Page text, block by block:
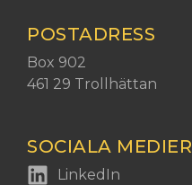
POSTADRESS
Postadress:
Box 902
461 29 Trollhättan
SOCIALA MEDIER
LinkedIn